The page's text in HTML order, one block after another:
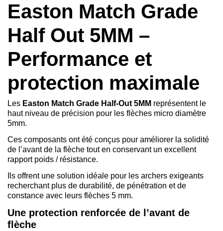
Easton Match Grade
Half Out 5MM –
Performance et
protection maximale
Les Easton Match Grade Half-Out 5MM représentent le
haut niveau de précision pour les flèches micro diamètre
5mm.
Ces composants ont été conçus pour améliorer la solidité
de l’avant de la flèche tout en conservant un excellent
rapport poids / résistance.
Ils offrent une solution idéale pour les archers exigeants
recherchant plus de durabilité, de pénétration et de
constance avec leurs flèches 5 mm.
Une protection renforcée de l’avant de
flèche